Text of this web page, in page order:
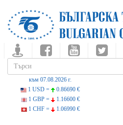
към 07.08.2026 г.
1 USD =
0.86690 €
1 GBP =
1.16600 €
1 CHF =
1.06990 €